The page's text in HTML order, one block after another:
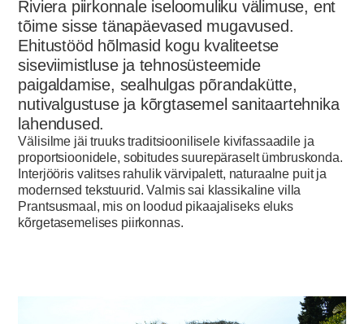
Riviera piirkonnale iseloomuliku välimuse, ent
tõime sisse tänapäevased mugavused.
Ehitustööd hõlmasid kogu kvaliteetse
siseviimistluse ja tehnosüsteemide
paigaldamise, sealhulgas põrandakütte,
nutivalgustuse ja kõrgtasemel sanitaartehnika
lahendused.
Välisilme jäi truuks traditsioonilisele kivifassaadile ja
proportsioonidele, sobitudes suurepäraselt ümbruskonda.
Interjööris valitses rahulik värvipalett, naturaalne puit ja
modernsed tekstuurid. Valmis sai klassikaline villa
Prantsusmaal, mis on loodud pikaajaliseks eluks
kõrgetasemelises piirkonnas.